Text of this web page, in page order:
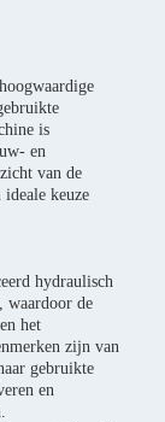
is
en
van de
keuze
hydraulisch
waardoor de
het
zijn van
gebruikte
en